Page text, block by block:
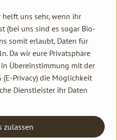
steht seit über 40 Jahren
Bio-Lebensmittel.
eigener Produktion entstehen
Senfe, Tomatensaucen
helft uns sehr, wenn ihr
(bei uns sind es sogar Bio-
somit erlaubt, Daten für
Da wir eure Privatsphäre
Übereinstimmung mit der
Privacy) die Möglichkeit
Dienstleister ihr Daten
zulassen